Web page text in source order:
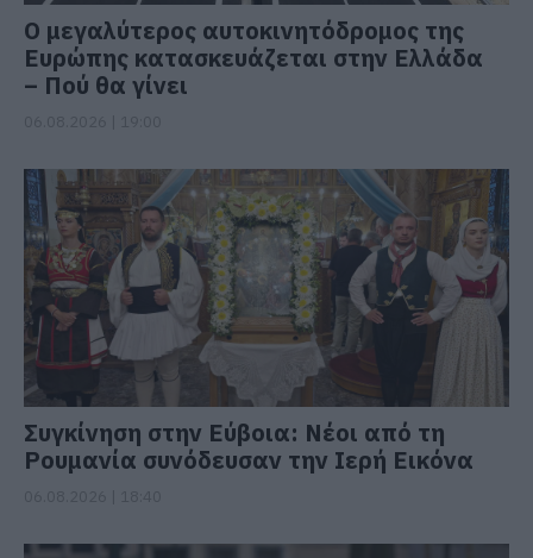
Ο μεγαλύτερος αυτοκινητόδρομος της
Ευρώπης κατασκευάζεται στην Ελλάδα
– Πού θα γίνει
Συγκίνηση στην Εύβοια: Νέοι από τη
Ρουμανία συνόδευσαν την Ιερή Εικόνα